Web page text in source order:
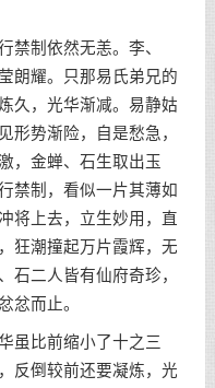
制依然无恙。李、
朗耀。只那易氏弟兄的
久，光华渐减。易静姑
形势渐险，自是愁急，
，金蝉、石生取出玉
禁制，看似一片其薄如
将上去，立生妙用，直
狂潮撞起万片霞辉，无
石二人皆有仙府奇珍，
忿而止。
比前缩小了十之三
反倒较前还要凝炼，光